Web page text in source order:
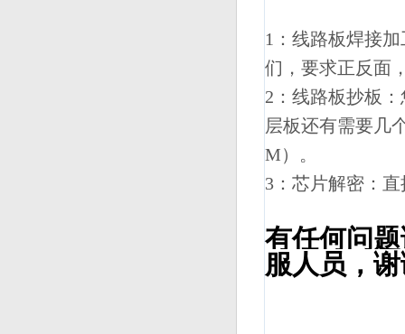
1：线路板焊接
们，要求正反面
2：线路板抄板
层板还有需要几
M）。
3：芯片解密：
有任何问
服人员，